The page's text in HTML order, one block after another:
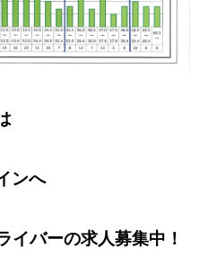
ンへ
イバーの求人募集中！